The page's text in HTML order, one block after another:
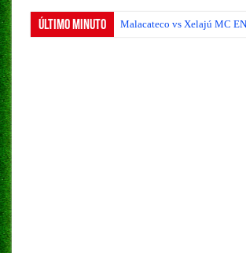
Último Minuto Malacateco vs Xelajú MC